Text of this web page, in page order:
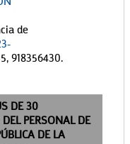
de
918356430.
DE 30
PERSONAL DE
DE LA